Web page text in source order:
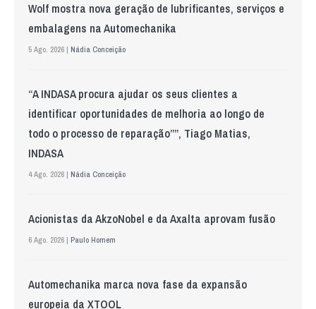
Wolf mostra nova geração de lubrificantes, serviços e
embalagens na Automechanika
5 Ago. 2026 | Nádia Conceição
“A INDASA procura ajudar os seus clientes a
identificar oportunidades de melhoria ao longo de
todo o processo de reparação””, Tiago Matias,
INDASA
4 Ago. 2026 | Nádia Conceição
Acionistas da AkzoNobel e da Axalta aprovam fusão
6 Ago. 2026 | Paulo Homem
Automechanika marca nova fase da expansão
europeia da XTOOL